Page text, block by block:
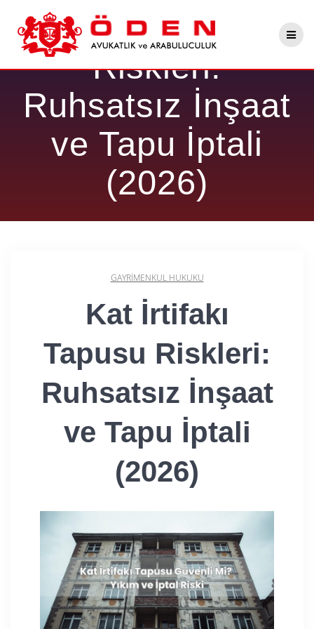
to
content
Kat İrtifakı Tapusu
Riskleri:
Ruhsatsız İnşaat
ve Tapu İptali
(2026)
GAYRIMENKUL HUKUKU
Kat İrtifakı
Tapusu Riskleri:
Ruhsatsız İnşaat
ve Tapu İptali
(2026)